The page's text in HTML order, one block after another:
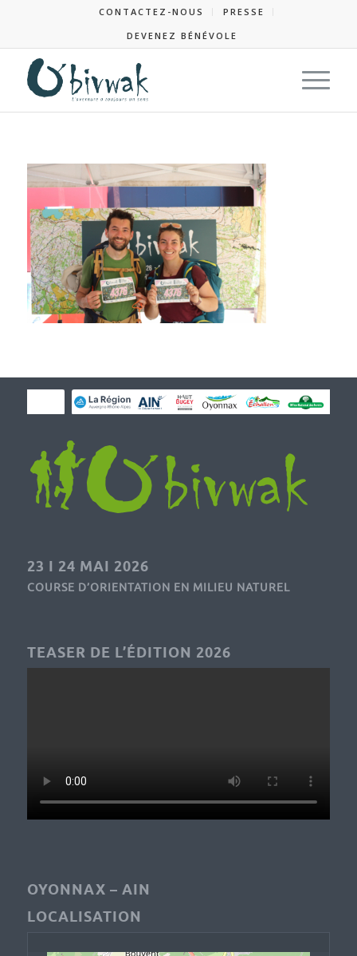
CONTACTEZ-NOUS
PRESSE
DEVENEZ BÉNÉVOLE
23 I 24 MAI 2026
COURSE D’ORIENTATION EN MILIEU NATUREL
TEASER DE L’ÉDITION 2026
OYONNAX – AIN
LOCALISATION